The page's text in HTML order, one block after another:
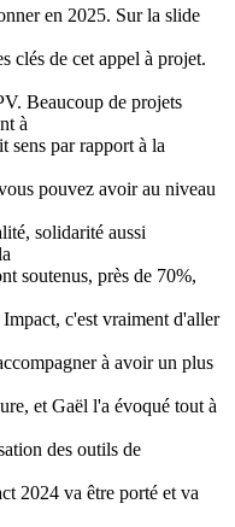
en 2025. Sur la slide
clés de cet appel à projet.
Beaucoup de projets
à
sens par rapport à la
pouvez avoir au niveau
solidarité aussi
soutenus, près de 70%,
c'est vraiment d'aller
à avoir un plus
et Gaël l'a évoqué tout à
des outils de
2024 va être porté et va